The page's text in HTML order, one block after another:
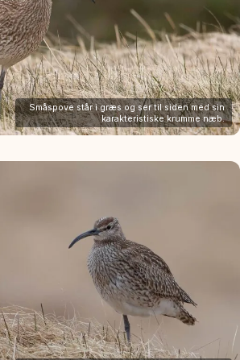
Småspove står i græs og ser til siden med sin
karakteristiske krumme næb.